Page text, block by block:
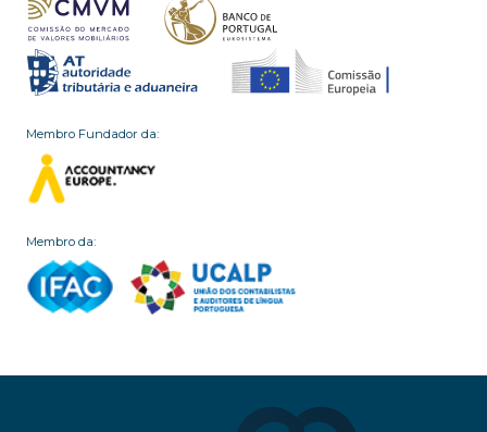
Membro Fundador da:
Membro da: